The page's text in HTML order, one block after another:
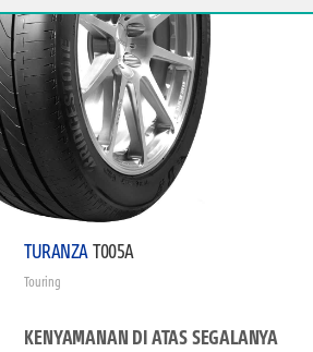
TURANZAT005A
Touring
KENYAMANAN DI ATAS SEGALANYA